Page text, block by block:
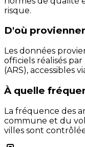
risque.
D'où
Les données
officiels réalisés
(ARS), accessibles
À quelle
La fréquence des
commune et du
villes sont